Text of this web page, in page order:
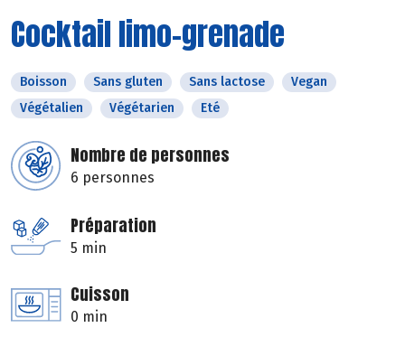
Cocktail limo-grenade
Boisson Sans gluten Sans lactose
Vegan
Végétalien
Végétarien Eté
Nombre de personnes
6 personnes
Préparation
5 min
Cuisson
0 min